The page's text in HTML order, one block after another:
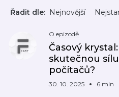
Řadit dle: Nejnovější
O epizodě
Časový
skutečnou
počítačů?
30. 10. 2025 6 min